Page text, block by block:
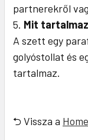
partnerekről
Mit
A szett egy
golyóstollat és
tartalmaz.
⮌ Vissza a Home